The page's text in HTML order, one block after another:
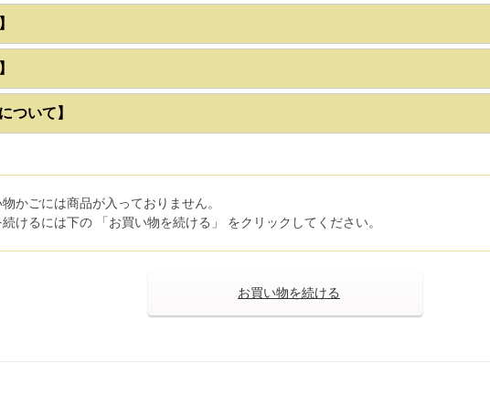
ついて】
かごには商品が入っておりません。
けるには下の 「お買い物を続ける」 をクリックしてください。